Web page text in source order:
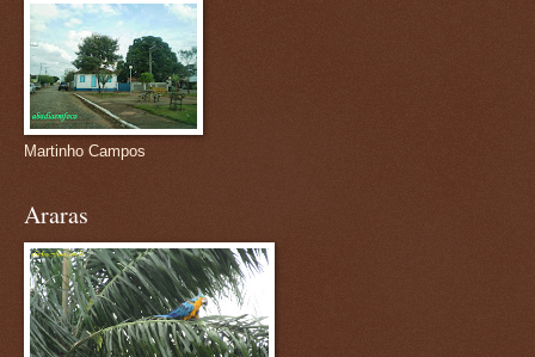
Martinho Campos
Araras